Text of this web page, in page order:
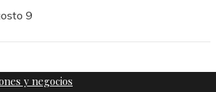
9
y negocios